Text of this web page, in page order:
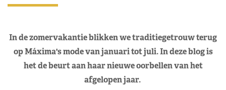
In de zomervakantie blikken we traditiegetrouw terug
op Máxima's mode van januari tot juli. In deze blog is
het de beurt aan haar nieuwe oorbellen van het
afgelopen jaar.